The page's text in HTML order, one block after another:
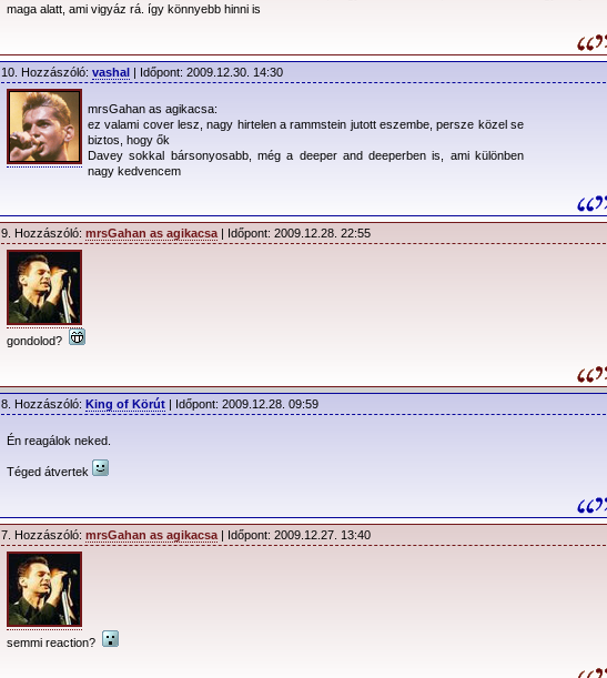
maga alatt, ami vigyáz rá. így könnyebb hinni is
10. Hozzászóló: vashal | Időpont: 2009.12.30. 14:30
mrsGahan as agikacsa:
ez valami cover lesz, nagy hirtelen a rammstein jutott eszembe, persze közel se
biztos, hogy ők
Davey sokkal bársonyosabb, még a deeper and deeperben is, ami különben
nagy kedvencem
9. Hozzászóló: mrsGahan as agikacsa | Időpont: 2009.12.28. 22:55
gondolod?
8. Hozzászóló: King of Körút | Időpont: 2009.12.28. 09:59
Én reagálok neked.
Téged átvertek
7. Hozzászóló: mrsGahan as agikacsa | Időpont: 2009.12.27. 13:40
semmi reaction?